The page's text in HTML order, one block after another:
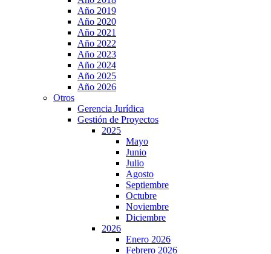
Año 2019
Año 2020
Año 2021
Año 2022
Año 2023
Año 2024
Año 2025
Año 2026
Otros
Gerencia Jurídica
Gestión de Proyectos
2025
Mayo
Junio
Julio
Agosto
Septiembre
Octubre
Noviembre
Diciembre
2026
Enero 2026
Febrero 2026